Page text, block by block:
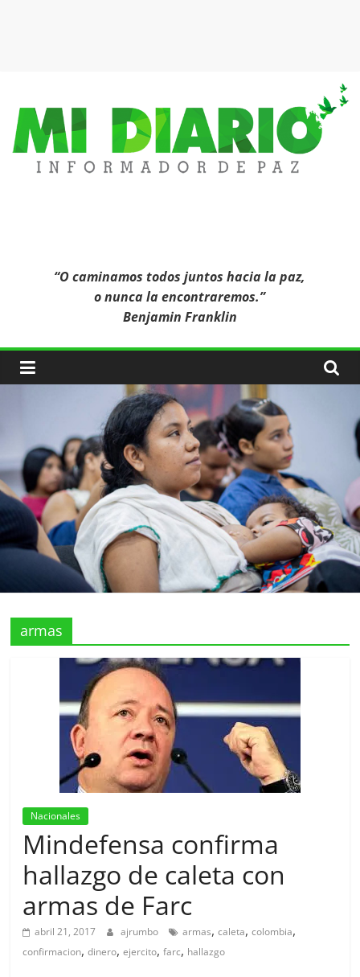
Mi
“O caminamos todos juntos hacia la paz,
o nunca la encontraremos.”
Benjamin Franklin
armas
Nacionales
Mindefensa confirma
hallazgo de caleta con
armas de Farc
abril 21, 2017 ajrumbo armas,caleta,colombia,
confirmacion,dinero,ejercito,farc, hallazgo